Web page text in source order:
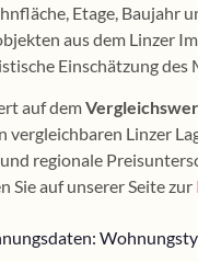
Etage, Baujahr
aus dem Linzer
Einschätzung
auf dem
vergleichbaren Linzer
regionale
Sie auf unserer Seite zur